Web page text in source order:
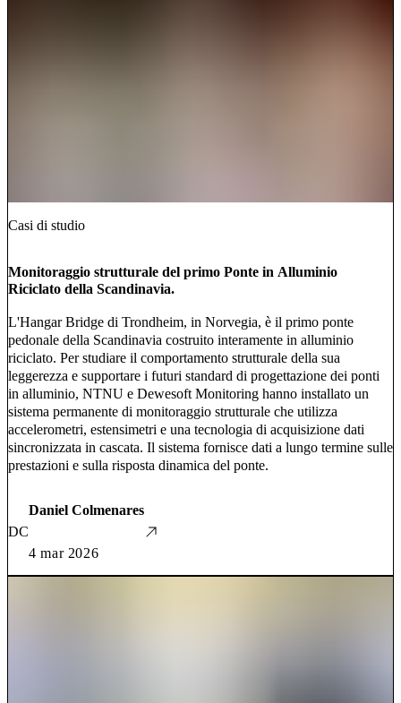
Casi di studio
Monitoraggio strutturale del primo Ponte in Alluminio
Riciclato della Scandinavia.
L'Hangar Bridge di Trondheim, in Norvegia, è il primo ponte
pedonale della Scandinavia costruito interamente in alluminio
riciclato. Per studiare il comportamento strutturale della sua
leggerezza e supportare i futuri standard di progettazione dei ponti
in alluminio, NTNU e Dewesoft Monitoring hanno installato un
sistema permanente di monitoraggio strutturale che utilizza
accelerometri, estensimetri e una tecnologia di acquisizione dati
sincronizzata in cascata. Il sistema fornisce dati a lungo termine sulle
prestazioni e sulla risposta dinamica del ponte.
DC
Daniel Colmenares
4 mar 2026